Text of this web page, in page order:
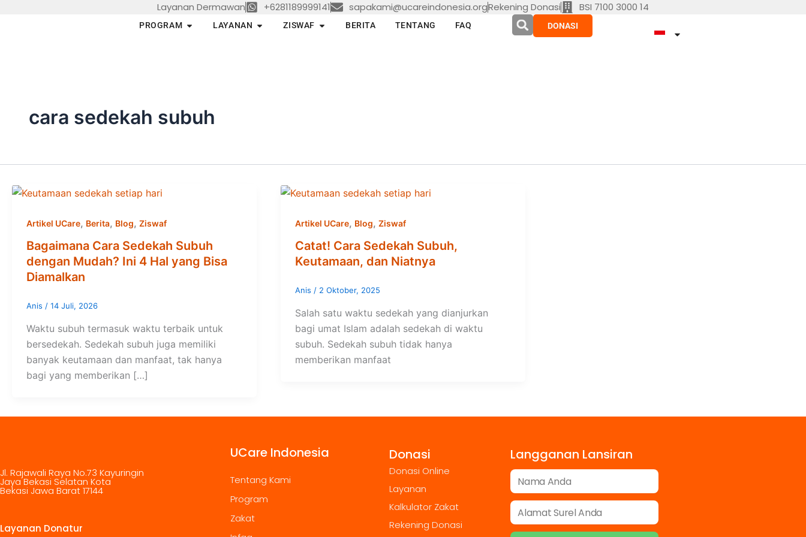
Layanan Dermawan +6281189999141 sapakami@ucareindonesia.orgRekening Donasi BSI 7100 3000 14
PROGRAM Open PROGRAM
LAYANAN Open LAYANAN
ZISWAF Open ZISWAF
BERITA TENTANG FAQ DONASI
cara sedekah subuh
Artikel UCare, Berita, Blog, Ziswaf
Bagaimana Cara Sedekah Subuh
dengan Mudah? Ini 4 Hal yang Bisa
Diamalkan
Anis / 14 Juli, 2026
Waktu subuh termasuk waktu terbaik untuk
bersedekah. Sedekah subuh juga memiliki
banyak keutamaan dan manfaat, tak hanya
bagi yang memberikan […]
Artikel UCare, Blog, Ziswaf
Catat! Cara Sedekah Subuh,
Keutamaan, dan Niatnya
Anis / 2 Oktober, 2025
Salah satu waktu sedekah yang dianjurkan
bagi umat Islam adalah sedekah di waktu
subuh. Sedekah subuh tidak hanya
memberikan manfaat
Jl. Rajawali Raya No.73 Kayuringin
Jaya Bekasi Selatan Kota
Bekasi Jawa Barat 17144
Layanan Donatur
UCare Indonesia
Tentang Kami
Program
Zakat
Donasi
Donasi Online
Layanan
Kalkulator Zakat
Rekening Donasi
Langganan Lansiran